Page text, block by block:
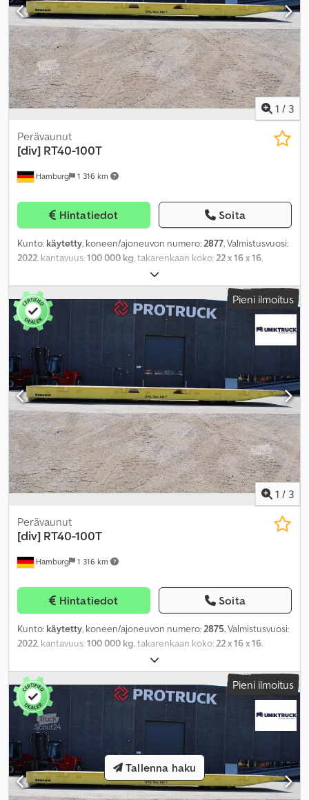
1 / 3
Hamburg 1 316 km
Perävaunut
[div] RT40-100T
Hintatiedot Soita
Kunto: käytetty, koneen/ajoneuvon numero:2877, Valmistusvuosi:
2022, kantavuus:100 000 kg, takarenkaan koko:22 x 16 x 16,
Pieni ilmoitus
1 / 3
Hamburg 1 316 km
Perävaunut
[div] RT40-100T
Hintatiedot Soita
Kunto: käytetty, koneen/ajoneuvon numero:2875, Valmistusvuosi:
2022, kantavuus:100 000 kg, takarenkaan koko:22 x 16 x 16,
Pieni ilmoitus
Tallenna haku